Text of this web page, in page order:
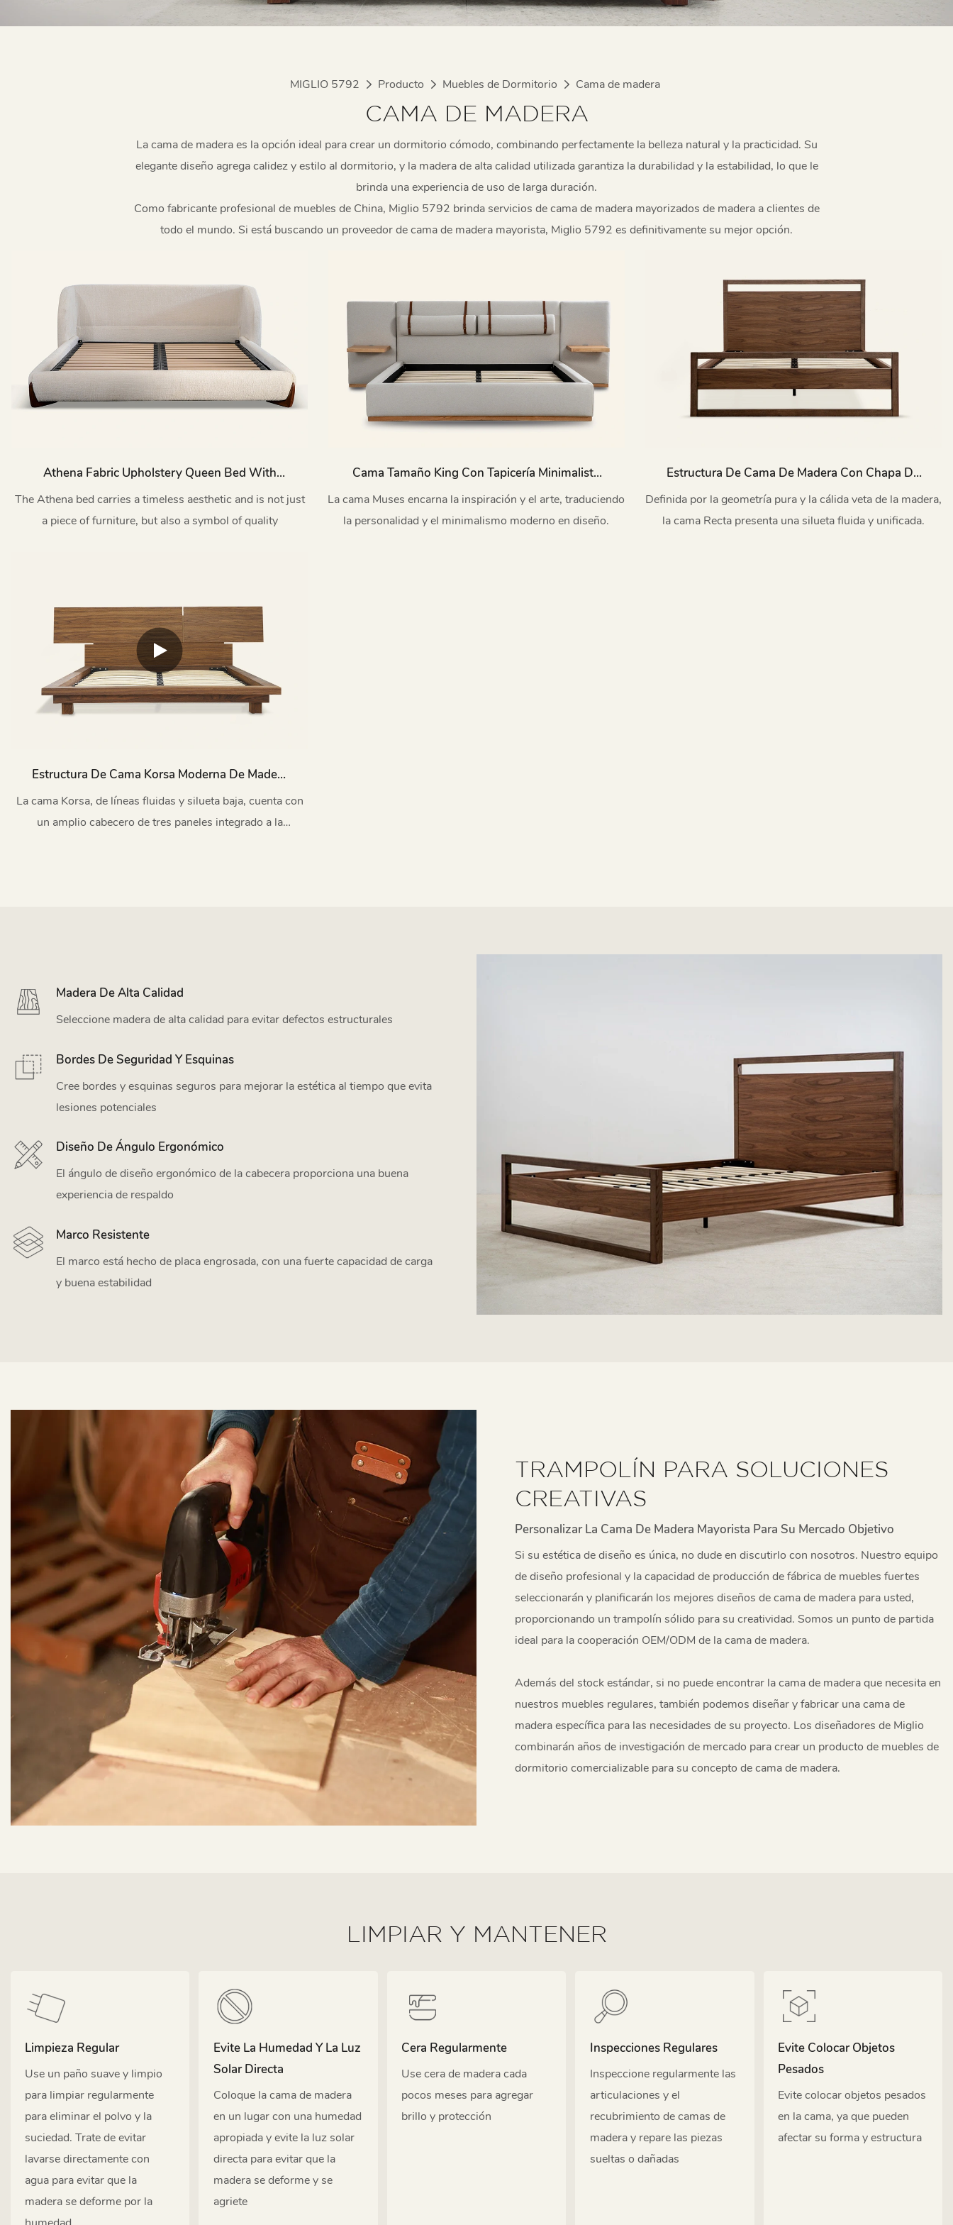
MIGLIO 5792 Producto Muebles de Dormitorio Cama de madera
CAMA DE MADERA
La cama de madera es la opción ideal para crear un dormitorio cómodo, combinando perfectamente la belleza natural y la practicidad. Su
elegante diseño agrega calidez y estilo al dormitorio, y la madera de alta calidad utilizada garantiza la durabilidad y la estabilidad, lo que le
brinda una experiencia de uso de larga duración.
Como fabricante profesional de muebles de China, Miglio 5792 brinda servicios de cama de madera mayorizados de madera a clientes de
todo el mundo. Si está buscando un proveedor de cama de madera mayorista, Miglio 5792 es definitivamente su mejor opción.
Athena Fabric Upholstery Queen Bed With
Wooden Legs L905
The Athena bed carries a timeless aesthetic and is not just
a piece of furniture, but also a symbol of quality
Cama Tamaño King Con Tapicería Minimalista
Muses L719
La cama Muses encarna la inspiración y el arte, traduciendo
la personalidad y el minimalismo moderno en diseño.
Estructura De Cama De Madera Con Chapa De
Nogal Recta Con Cabecero L752
Definida por la geometría pura y la cálida veta de la madera,
la cama Recta presenta una silueta fluida y unificada.
Estructura De Cama Korsa Moderna De Madera
Para Cama Baja Tamaño King Con Cabecero
L721
La cama Korsa, de líneas fluidas y silueta baja, cuenta con
un amplio cabecero de tres paneles integrado a la
Madera De Alta Calidad
Seleccione madera de alta calidad para evitar defectos estructurales
Bordes De Seguridad Y Esquinas
Cree bordes y esquinas seguros para mejorar la estética al tiempo que evita
lesiones potenciales
Diseño De Ángulo Ergonómico
El ángulo de diseño ergonómico de la cabecera proporciona una buena
experiencia de respaldo
Marco Resistente
El marco está hecho de placa engrosada, con una fuerte capacidad de carga
y buena estabilidad
TRAMPOLÍN PARA SOLUCIONES
CREATIVAS
Personalizar La Cama De Madera Mayorista Para Su Mercado Objetivo
Si su estética de diseño es única, no dude en discutirlo con nosotros. Nuestro equipo
de diseño profesional y la capacidad de producción de fábrica de muebles fuertes
seleccionarán y planificarán los mejores diseños de cama de madera para usted,
proporcionando un trampolín sólido para su creatividad. Somos un punto de partida
ideal para la cooperación OEM/ODM de la cama de madera.
Además del stock estándar, si no puede encontrar la cama de madera que necesita en
nuestros muebles regulares, también podemos diseñar y fabricar una cama de
madera específica para las necesidades de su proyecto. Los diseñadores de Miglio
combinarán años de investigación de mercado para crear un producto de muebles de
dormitorio comercializable para su concepto de cama de madera.
LIMPIAR Y MANTENER
Limpieza Regular
Use un paño suave y limpio
para limpiar regularmente
para eliminar el polvo y la
suciedad. Trate de evitar
lavarse directamente con
agua para evitar que la
madera se deforme por la
Evite La Humedad Y La Luz
Solar Directa
Coloque la cama de madera
en un lugar con una humedad
apropiada y evite la luz solar
directa para evitar que la
madera se deforme y se
agriete
Cera Regularmente
Use cera de madera cada
pocos meses para agregar
brillo y protección
Inspecciones Regulares
Inspeccione regularmente las
articulaciones y el
recubrimiento de camas de
madera y repare las piezas
sueltas o dañadas
Evite Colocar Objetos
Pesados
Evite colocar objetos pesados
en la cama, ya que pueden
afectar su forma y estructura